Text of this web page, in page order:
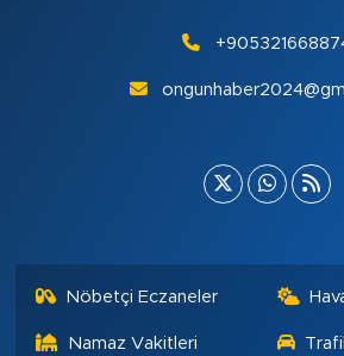
Nöbetçi Eczaneler
Namaz Vakitleri